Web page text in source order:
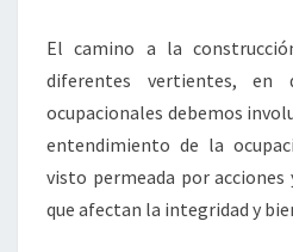
El camino a la
diferentes vertientes, en
ocupacionales debemos
entendimiento de la
visto permeada por
que afectan la integridad y